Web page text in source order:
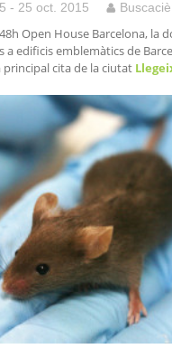
- 25 oct. 2015
Open House Barcelona, la
a edificis emblemàtics de
principal cita de la ciutat